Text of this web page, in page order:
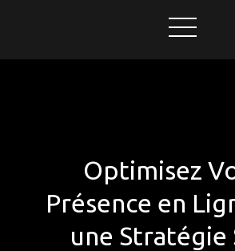
Optimisez
Présence en
une Stratégie